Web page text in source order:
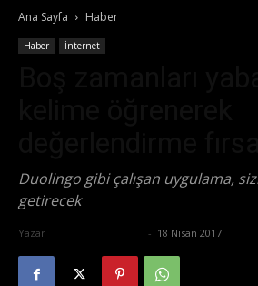
Ana Sayfa Haber
Haber İnternet
Duolingo gibi çalışan uygulama,
getirecek
Yazar - 18 Nisan 2017